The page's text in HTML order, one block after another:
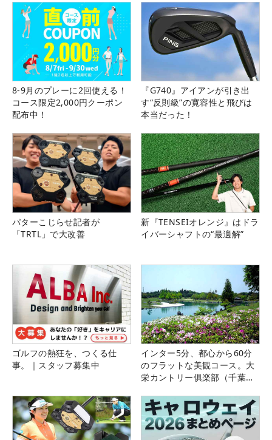
8-9月のプレーに2回使える！
コース限定2,000円クーポン
配布中！
『G740』アイアンが引き出
す“反則級”の寛容性と飛びは
本当だった！
パターこじらせ記者が
「TRTL」で大改善
新『TENSEIオレンジ』はドラ
イバーシャフトの“最適解”
ゴルフの熱狂を、つくる仕
事。｜スタッフ募集中
インター5分、都心から60分
のフラットな美観コース。大
栄カントリー俱楽部（千葉